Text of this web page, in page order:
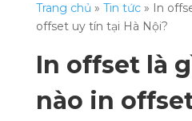
Trang chủ » Tin tức» In
offset uy tín tại Hà Nội?
In offset là
nào in